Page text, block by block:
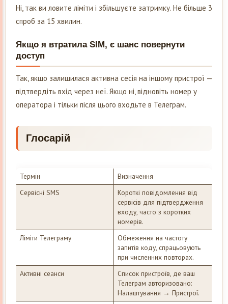
Ні, так ви ловите ліміти і збільшуєте затримку. Не більше 3
спроб за 15 хвилин.
Якщо я втратила SIM, є шанс повернути
доступ
Так, якщо залишилася активна сесія на іншому пристрої —
підтвердіть вхід через неї. Якщо ні, відновіть номер у
оператора і тільки після цього входьте в Телеграм.
Глосарій
Термін
Визначення
Сервісні SMS
Короткі повідомлення від
сервісів для підтвердження
входу, часто з коротких
номерів.
Ліміти Телеграму
Обмеження на частоту
запитів коду, спрацьовують
при численних повторах.
Активні сеанси
Список пристроїв, де ваш
Телеграм авторизовано:
Налаштування → Пристрої.